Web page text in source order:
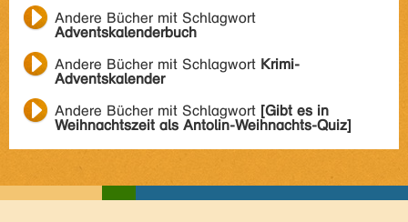
Andere Bücher mit Schlagwort
Adventskalenderbuch
Andere Bücher mit Schlagwort Krimi-
Adventskalender
Andere Bücher mit Schlagwort [Gibt es in
Weihnachtszeit als Antolin-Weihnachts-Quiz]